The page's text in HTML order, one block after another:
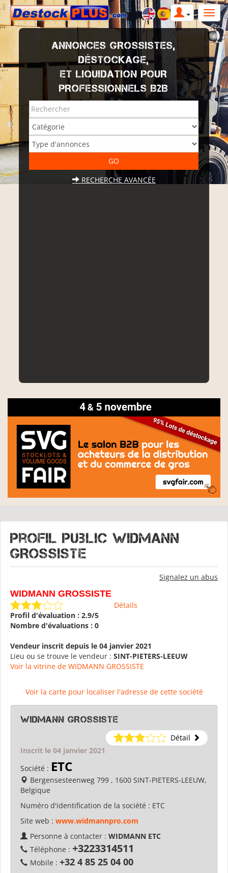
ANNONCES GROSSISTES,
DÉSTOCKAGE,
ET LIQUIDATION POUR
PROFESSIONNELS B2B
RECHERCHE AVANCÉE
Profil public WIDMANN
GROSSISTE
Signalez un abus
WIDMANN GROSSISTE
Détails
Profil d'évaluation : 2.9/5
Nombre d'évaluations : 0
Vendeur inscrit depuis le 04 janvier 2021
Lieu ou se trouve le vendeur : SINT-PIETERS-LEEUW
Voir la vitrine de WIDMANN GROSSISTE
Voir la carte pour localiser l'adresse de cette société
WIDMANN GROSSISTE
Détail
Inscrit le 04 janvier 2021
Société : ETC
Bergensesteenweg 799 , 1600 SINT-PIETERS-LEEUW,
Belgique
Numéro d'identification de la société : ETC
Site web : www.widmannpro.com
Personne à contacter : WIDMANN ETC
Téléphone : +3223314511
Mobile : +32 4 85 25 04 00